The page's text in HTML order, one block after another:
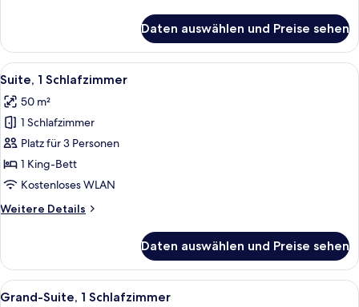
anzeigen
Suite,
Schlafzimmer,
auf
den
Daten auswählen und Preise sehen
Alle
Fotos
für
Suite,
1
Schlafzimmer
anzeigen
Ein modernes Hotelzimmer mit
8
Suite, 1 Schlafzimmer
50 m²
1 Schlafzimmer
Platz für 3 Personen
1 King-Bett
Kostenloses WLAN
Weitere Details
Weitere
1
Schlafzimmer
Daten auswählen und Preise sehen
Alle
Ein Hotelzimmer mit Sofa, Sessel,
6
Grand-Suite, 1 Schlafzimmer